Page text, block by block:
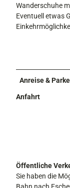
Wanderschuhe
Eventuell etwas
Anreise &
Anfahrt
Öffentliche
Sie haben die